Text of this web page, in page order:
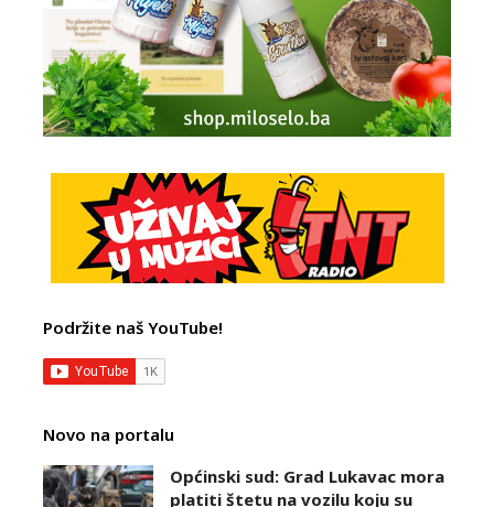
Podržite naš YouTube!
Novo na portalu
Općinski sud: Grad Lukavac mora
platiti štetu na vozilu koju su